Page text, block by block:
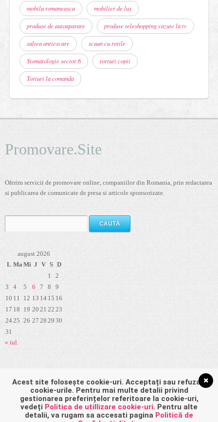
mobila romaneasca mobilier de lux
produse de autoaparare produse teleshopping vazute la tv
saltea antiescare scaun cu rotile
Stomatologie sector 6 torturi copii
Torturi la comanda
Promovare.Site
Oferim servicii de promovare online, companiilor din Romania, prin redactarea
si publicarea de comunicate de presa si articole sponsorizate.
după:
august 2026
L Ma Mi J V S
D
1
2
3
4 5 6 7 8
9
10 11 12 13 14 15 16
17 18 19 20 21 22 23
2425 26 27 28 29 30
31
« iul.
Pagini
Politică de confidențialitate
Acest site folosește cookie-uri. Acceptați sau refuzați
cookie-urile. Pentru mai multe detalii privind
gestionarea preferințelor referitoare la cookie-uri,
vedeți Politica de utillizare cookie-uri. Pentru alte
detalii, va rugam sa accesati pagina Politică de